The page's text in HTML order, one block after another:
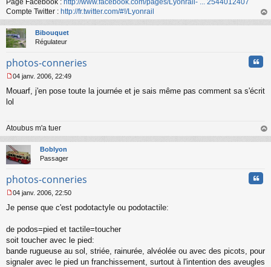
Page Facebook : http://www.facebook.com/pages/Lyonrail- ... 2544012407
Compte Twitter : http://fr.twitter.com/#!/Lyonrail
au
Bibouquet
Régulateur
photos-conneries
e
s
g
e
n
o
n
u
04 janv. 2006, 22:49
Mouarf, j'en pose toute la journée et je sais même pas comment sa s'écrit
lol
Atoubus m'a tuer
au
Boblyon
Passager
photos-conneries
e
s
a
g
e
n
04 janv. 2006, 22:50
Je pense que c'est podotactyle ou podotactile:
de podos=pied et tactile=toucher
soit toucher avec le pied:
bande rugueuse au sol, striée, rainurée, alvéolée ou avec des picots, pour
signaler avec le pied un franchissement, surtout à l'intention des aveugles